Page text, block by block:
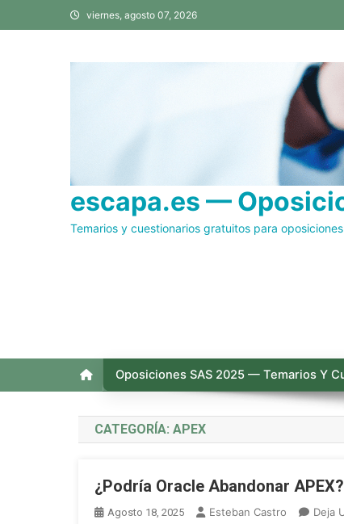
al
viernes, agosto 07, 2026
escapa.es —
Temarios y cuestionarios gratuitos para oposiciones
Oposiciones SAS 2025 — Temarios Y
CATEGORÍA: APEX
¿Podría Oracle Abandonar APEX?
Agosto 18, 2025 Esteban Castro Deja